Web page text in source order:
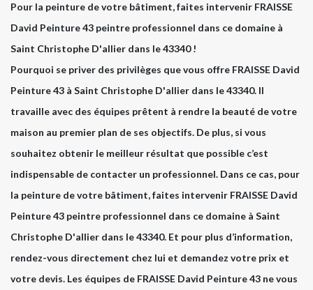
Pour la peinture de votre bâtiment, faites intervenir FRAISSE
David Peinture 43 peintre professionnel dans ce domaine à
Saint Christophe D'allier dans le 43340 !
Pourquoi se priver des privilèges que vous offre FRAISSE David
Peinture 43 à Saint Christophe D'allier dans le 43340. Il
travaille avec des équipes prêtent à rendre la beauté de votre
maison au premier plan de ses objectifs. De plus, si vous
souhaitez obtenir le meilleur résultat que possible c’est
indispensable de contacter un professionnel. Dans ce cas, pour
la peinture de votre bâtiment, faites intervenir FRAISSE David
Peinture 43 peintre professionnel dans ce domaine à Saint
Christophe D'allier dans le 43340. Et pour plus d’information,
rendez-vous directement chez lui et demandez votre prix et
votre devis. Les équipes de FRAISSE David Peinture 43 ne vous